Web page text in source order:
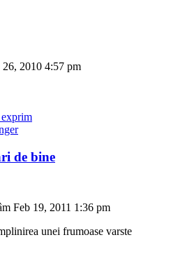
2010 4:57 pm
de bine
Feb 19, 2011 1:36 pm
unei frumoase varste